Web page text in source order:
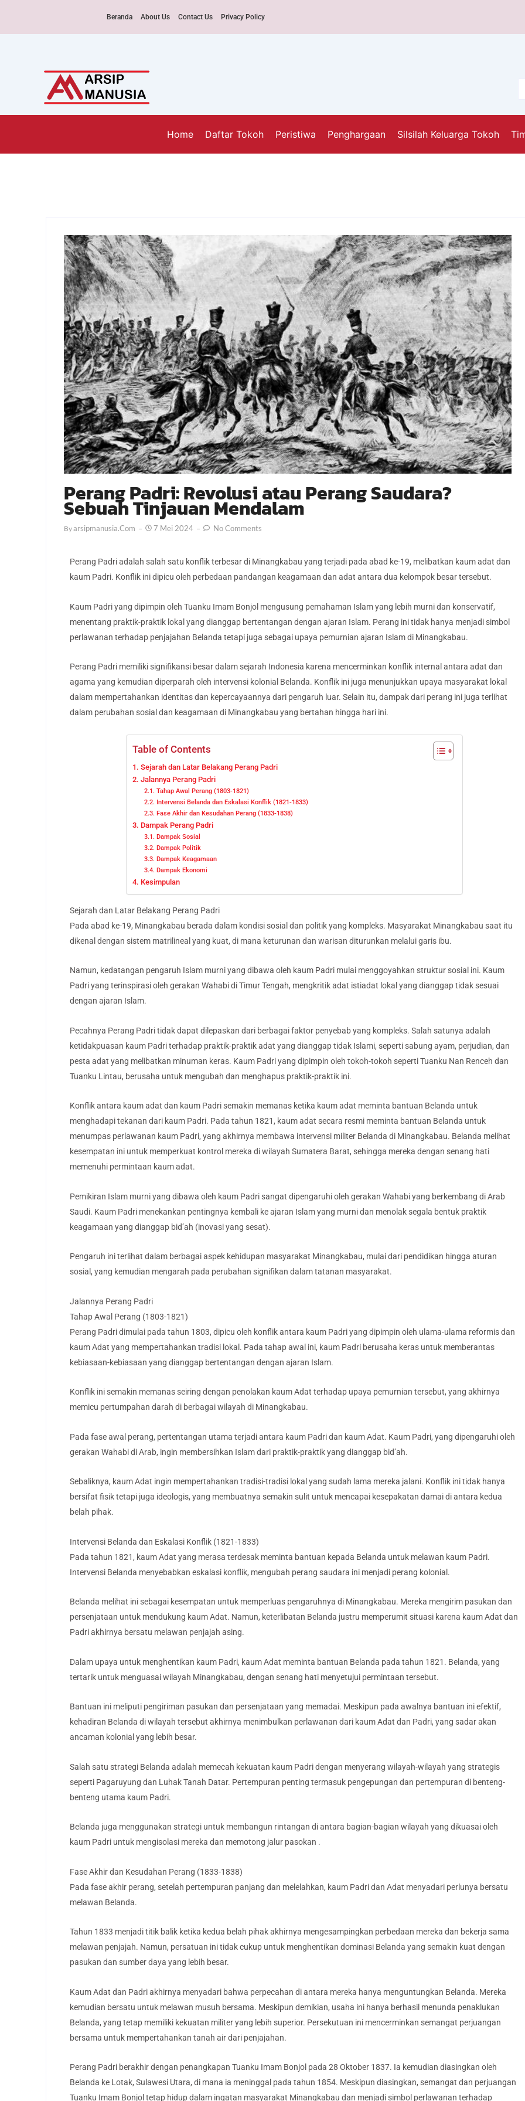
Beranda About Us Contact Us Privacy Policy
Home Daftar Tokoh Peristiwa Penghargaan Silsilah Keluarga Tokoh
Perang Padri: Revolusi atau Perang Saudara?
Sebuah Tinjauan Mendalam
ByArsipmanusia.com 7 Mei 2024 No Comments
Perang Padri adalah salah satu konflik terbesar di Minangkabau yang terjadi pada abad ke-19, melibatkan kaum adat dan
kaum Padri. Konflik ini dipicu oleh perbedaan pandangan keagamaan dan adat antara dua kelompok besar tersebut.
Kaum Padri yang dipimpin oleh Tuanku Imam Bonjol mengusung pemahaman Islam yang lebih murni dan konservatif,
menentang praktik-praktik lokal yang dianggap bertentangan dengan ajaran Islam. Perang ini tidak hanya menjadi simbol
perlawanan terhadap penjajahan Belanda tetapi juga sebagai upaya pemurnian ajaran Islam di Minangkabau.
Perang Padri memiliki signifikansi besar dalam sejarah Indonesia karena mencerminkan konflik internal antara adat dan
agama yang kemudian diperparah oleh intervensi kolonial Belanda. Konflik ini juga menunjukkan upaya masyarakat lokal
dalam mempertahankan identitas dan kepercayaannya dari pengaruh luar. Selain itu, dampak dari perang ini juga terlihat
dalam perubahan sosial dan keagamaan di Minangkabau yang bertahan hingga hari ini.
Table of Contents
Sejarah dan Latar Belakang Perang Padri
Jalannya Perang Padri
Tahap Awal Perang (1803-1821)
Intervensi Belanda dan Eskalasi Konflik (1821-1833)
Fase Akhir dan Kesudahan Perang (1833-1838)
Dampak Perang Padri
Dampak Sosial
Dampak Politik
Dampak Keagamaan
Dampak Ekonomi
Kesimpulan
Sejarah dan Latar Belakang Perang Padri
Pada abad ke-19, Minangkabau berada dalam kondisi sosial dan politik yang kompleks. Masyarakat Minangkabau saat itu
dikenal dengan sistem matrilineal yang kuat, di mana keturunan dan warisan diturunkan melalui garis ibu.
Namun, kedatangan pengaruh Islam murni yang dibawa oleh kaum Padri mulai menggoyahkan struktur sosial ini. Kaum
Padri yang terinspirasi oleh gerakan Wahabi di Timur Tengah, mengkritik adat istiadat lokal yang dianggap tidak sesuai
dengan ajaran Islam.
Pecahnya Perang Padri tidak dapat dilepaskan dari berbagai faktor penyebab yang kompleks. Salah satunya adalah
ketidakpuasan kaum Padri terhadap praktik-praktik adat yang dianggap tidak Islami, seperti sabung ayam, perjudian, dan
pesta adat yang melibatkan minuman keras. Kaum Padri yang dipimpin oleh tokoh-tokoh seperti Tuanku Nan Renceh dan
Tuanku Lintau, berusaha untuk mengubah dan menghapus praktik-praktik ini.
Konflik antara kaum adat dan kaum Padri semakin memanas ketika kaum adat meminta bantuan Belanda untuk
menghadapi tekanan dari kaum Padri. Pada tahun 1821, kaum adat secara resmi meminta bantuan Belanda untuk
menumpas perlawanan kaum Padri, yang akhirnya membawa intervensi militer Belanda di Minangkabau. Belanda melihat
kesempatan ini untuk memperkuat kontrol mereka di wilayah Sumatera Barat, sehingga mereka dengan senang hati
memenuhi permintaan kaum adat.
Pemikiran Islam murni yang dibawa oleh kaum Padri sangat dipengaruhi oleh gerakan Wahabi yang berkembang di Arab
Saudi. Kaum Padri menekankan pentingnya kembali ke ajaran Islam yang murni dan menolak segala bentuk praktik
keagamaan yang dianggap bid’ah (inovasi yang sesat).
Pengaruh ini terlihat dalam berbagai aspek kehidupan masyarakat Minangkabau, mulai dari pendidikan hingga aturan
sosial, yang kemudian mengarah pada perubahan signifikan dalam tatanan masyarakat.
Jalannya Perang Padri
Tahap Awal Perang (1803-1821)
Perang Padri dimulai pada tahun 1803, dipicu oleh konflik antara kaum Padri yang dipimpin oleh ulama-ulama reformis dan
kaum Adat yang mempertahankan tradisi lokal. Pada tahap awal ini, kaum Padri berusaha keras untuk memberantas
kebiasaan-kebiasaan yang dianggap bertentangan dengan ajaran Islam.
Konflik ini semakin memanas seiring dengan penolakan kaum Adat terhadap upaya pemurnian tersebut, yang akhirnya
memicu pertumpahan darah di berbagai wilayah di Minangkabau.
Pada fase awal perang, pertentangan utama terjadi antara kaum Padri dan kaum Adat. Kaum Padri, yang dipengaruhi oleh
gerakan Wahabi di Arab, ingin membersihkan Islam dari praktik-praktik yang dianggap bid’ah.
Sebaliknya, kaum Adat ingin mempertahankan tradisi-tradisi lokal yang sudah lama mereka jalani. Konflik ini tidak hanya
bersifat fisik tetapi juga ideologis, yang membuatnya semakin sulit untuk mencapai kesepakatan damai di antara kedua
belah pihak.
Intervensi Belanda dan Eskalasi Konflik (1821-1833)
Pada tahun 1821, kaum Adat yang merasa terdesak meminta bantuan kepada Belanda untuk melawan kaum Padri.
Intervensi Belanda menyebabkan eskalasi konflik, mengubah perang saudara ini menjadi perang kolonial.
Belanda melihat ini sebagai kesempatan untuk memperluas pengaruhnya di Minangkabau. Mereka mengirim pasukan dan
persenjataan untuk mendukung kaum Adat. Namun, keterlibatan Belanda justru memperumit situasi karena kaum Adat dan
Padri akhirnya bersatu melawan penjajah asing.
Dalam upaya untuk menghentikan kaum Padri, kaum Adat meminta bantuan Belanda pada tahun 1821. Belanda, yang
tertarik untuk menguasai wilayah Minangkabau, dengan senang hati menyetujui permintaan tersebut.
Bantuan ini meliputi pengiriman pasukan dan persenjataan yang memadai. Meskipun pada awalnya bantuan ini efektif,
kehadiran Belanda di wilayah tersebut akhirnya menimbulkan perlawanan dari kaum Adat dan Padri, yang sadar akan
ancaman kolonial yang lebih besar.
Salah satu strategi Belanda adalah memecah kekuatan kaum Padri dengan menyerang wilayah-wilayah yang strategis
seperti Pagaruyung dan Luhak Tanah Datar. Pertempuran penting termasuk pengepungan dan pertempuran di benteng-
benteng utama kaum Padri.
Belanda juga menggunakan strategi untuk membangun rintangan di antara bagian-bagian wilayah yang dikuasai oleh
kaum Padri untuk mengisolasi mereka dan memotong jalur pasokan .
Fase Akhir dan Kesudahan Perang (1833-1838)
Pada fase akhir perang, setelah pertempuran panjang dan melelahkan, kaum Padri dan Adat menyadari perlunya bersatu
melawan Belanda.
Tahun 1833 menjadi titik balik ketika kedua belah pihak akhirnya mengesampingkan perbedaan mereka dan bekerja sama
melawan penjajah. Namun, persatuan ini tidak cukup untuk menghentikan dominasi Belanda yang semakin kuat dengan
pasukan dan sumber daya yang lebih besar.
Kaum Adat dan Padri akhirnya menyadari bahwa perpecahan di antara mereka hanya menguntungkan Belanda. Mereka
kemudian bersatu untuk melawan musuh bersama. Meskipun demikian, usaha ini hanya berhasil menunda penaklukan
Belanda, yang tetap memiliki kekuatan militer yang lebih superior. Persekutuan ini mencerminkan semangat perjuangan
bersama untuk mempertahankan tanah air dari penjajahan.
Perang Padri berakhir dengan penangkapan Tuanku Imam Bonjol pada 28 Oktober 1837. Ia kemudian diasingkan oleh
Belanda ke Lotak, Sulawesi Utara, di mana ia meninggal pada tahun 1854. Meskipun diasingkan, semangat dan perjuangan
Tuanku Imam Bonjol tetap hidup dalam ingatan masyarakat Minangkabau dan menjadi simbol perlawanan terhadap